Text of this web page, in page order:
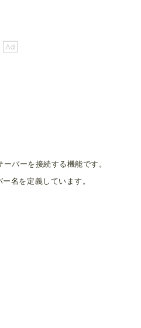
バーを接続する機能です。
名を定義しています。